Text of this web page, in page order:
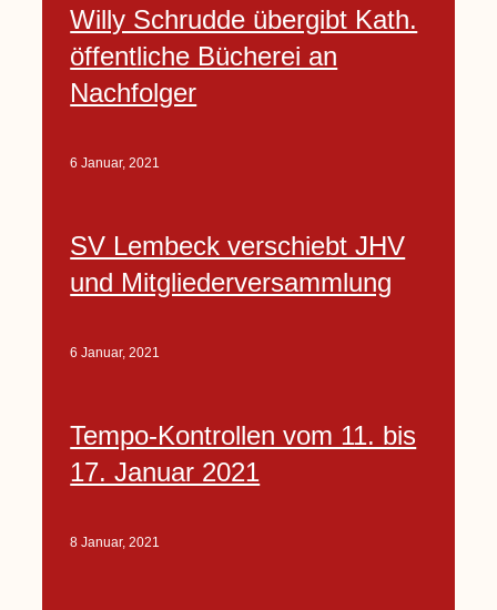
Willy Schrudde übergibt Kath.
öffentliche Bücherei an
Nachfolger
6 Januar, 2021
SV Lembeck verschiebt JHV
und Mitgliederversammlung
6 Januar, 2021
Tempo-Kontrollen vom 11. bis
17. Januar 2021
8 Januar, 2021